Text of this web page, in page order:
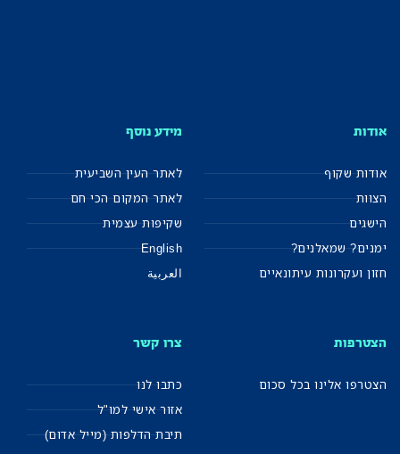
אודות
אודות שקוף
הצוות
הישגים
ימנים? שמאלנים?
חזון ועקרונות עיתונאיים
מידע נוסף
לאתר העין השביעית
לאתר המקום הכי חם
שקיפות עצמית
English
العربية
הצטרפות
הצטרפו אלינו בכל סכום
צרו קשר
כתבו לנו
אזור אישי למו"ל
תיבת הדלפות (מייל אדום)